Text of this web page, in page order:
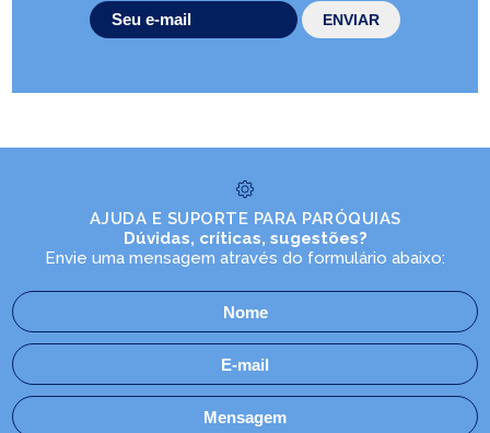
AJUDA E SUPORTE PARA PARÓQUIAS
Dúvidas, críticas, sugestões?
Envie uma mensagem através do formulário abaixo: